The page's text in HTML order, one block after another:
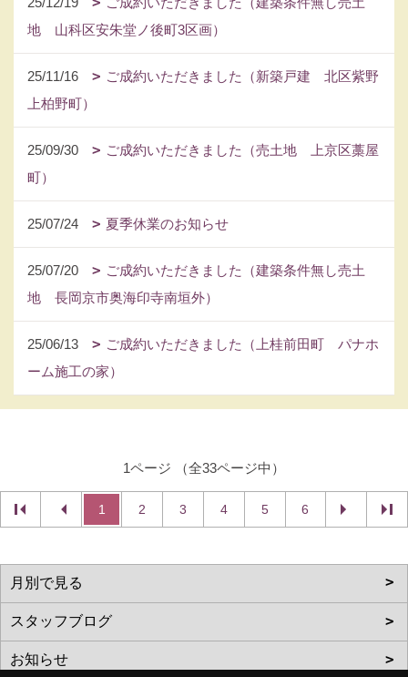
地 山科区安朱堂ノ後町3区画）
25/11/16
ご成約いただきました（新築戸建 北区紫野
上柏野町）
25/09/30
ご成約いただきました（売土地 上京区藁屋
町）
25/07/24 夏季休業のお知らせ
25/07/20
ご成約いただきました（建築条件無し売土
地 長岡京市奥海印寺南垣外）
25/06/13
ご成約いただきました（上桂前田町 パナホ
ーム施工の家）
1ページ （全33ページ中）
1 2 3 4 5 6